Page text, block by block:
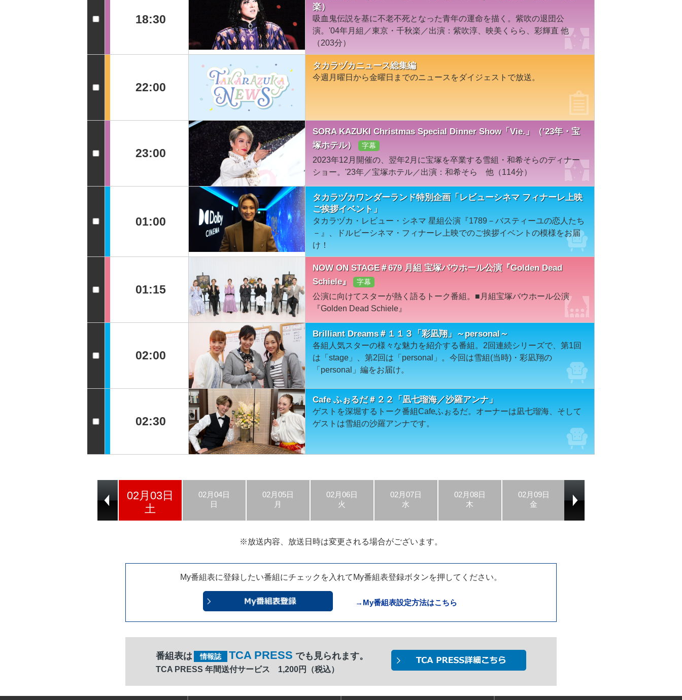
18:30
楽）
吸血鬼伝説を基に不老不死となった青年の運命を描く。紫吹の退団公
演。'04年月組／東京・千秋楽／出演：紫吹淳、映美くらら、彩輝直 他
（203分）
22:00
タカラヅカニュース総集編
今週月曜日から金曜日までのニュースをダイジェストで放送。
23:00
SORA KAZUKI Christmas Special Dinner Show「Vie.」（’23年・宝
塚ホテル）
字幕
2023年12月開催の、翌年2月に宝塚を卒業する雪組・和希そらのディナー
ショー。'23年／宝塚ホテル／出演：和希そら 他（114分）
01:00
タカラヅカワンダーランド特別企画「レビューシネマ フィナーレ上映
ご挨拶イベント」
タカラヅカ・レビュー・シネマ 星組公演『1789－バスティーユの恋人たち
－』、ドルビーシネマ・フィナーレ上映でのご挨拶イベントの模様をお届
け！
01:15
NOW ON STAGE＃679 月組 宝塚バウホール公演『Golden Dead
Schiele』
字幕
公演に向けてスターが熱く語るトーク番組。■月組宝塚バウホール公演
『Golden Dead Schiele』
02:00
Brilliant Dreams＃１１３「彩凪翔」～personal～
各組人気スターの様々な魅力を紹介する番組。2回連続シリーズで、第1回
は「stage」、第2回は「personal」。今回は雪組(当時)・彩凪翔の
「personal」編をお届け。
02:30
Cafe ふぉるだ＃２２「凪七瑠海／沙羅アンナ」
ゲストを深堀するトーク番組Cafeふぉるだ。オーナーは凪七瑠海、そして
ゲストは雪組の沙羅アンナです。
02月03日
土
02月04日
日
02月05日
月
02月06日
火
02月07日
水
02月08日
木
02月09日
金
※放送内容、放送日時は変更される場合がございます。
My番組表に登録したい番組にチェックを入れてMy番組表登録ボタンを押してください。
→My番組表設定方法はこちら
番組表は 情報誌 TCA PRESS でも見られます。
TCA PRESS 年間送付サービス 1,200円（税込）